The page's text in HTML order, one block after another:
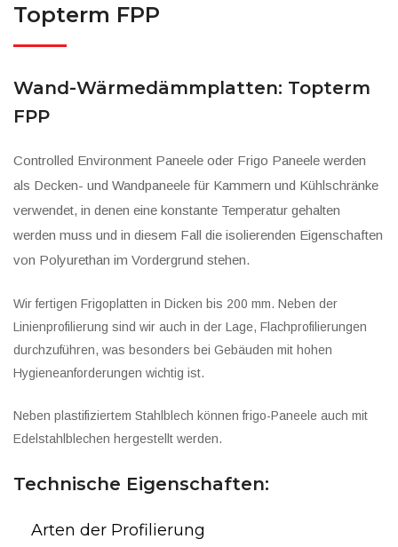
Topterm FPP
Wand-Wärmedämmplatten: Topterm
FPP
Controlled Environment Paneele oder Frigo Paneele werden
als Decken- und Wandpaneele für Kammern und Kühlschränke
verwendet, in denen eine konstante Temperatur gehalten
werden muss und in diesem Fall die isolierenden Eigenschaften
von Polyurethan im Vordergrund stehen.
Wir fertigen Frigoplatten in Dicken bis 200 mm. Neben der
Linienprofilierung sind wir auch in der Lage, Flachprofilierungen
durchzuführen, was besonders bei Gebäuden mit hohen
Hygieneanforderungen wichtig ist.
Neben plastifiziertem Stahlblech können frigo-Paneele auch mit
Edelstahlblechen hergestellt werden.
Technische Eigenschaften:
Arten der Profilierung